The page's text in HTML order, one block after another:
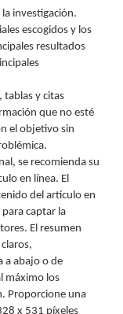
investigación.
escogidos y los
resultados
tablas y citas
que no esté
el objetivo sin
se recomienda su
en línea. El
del artículo en
captar la
El resumen
a abajo o de
máximo los
Proporcione una
x 531 píxeles